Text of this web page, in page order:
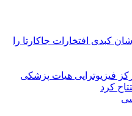
کبدی افتخارات جاکارتا را
فیزیوتراپی هیات پزشکی
کرد